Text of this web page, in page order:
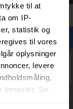
til at
om IP-
statistik og
til vores
oplysninger
levere
tjenester. Se